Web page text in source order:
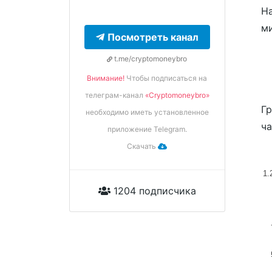
Посмотреть канал
t.me/cryptomoneybro
Внимание! Чтобы подписаться на
телеграм-канал «Cryptomoneybro»
необходимо иметь установленное
приложение Telegram.
Скачать
1204 подписчика